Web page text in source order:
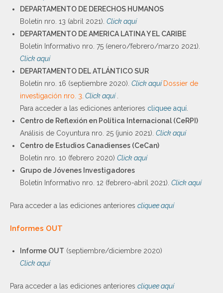
DEPARTAMENTO DE DERECHOS HUMANOS
Boletín nro. 13 (abril 2021). Click aquí
DEPARTAMENTO DE AMERICA LATINA Y EL CARIBE
Boletín Informativo nro. 75 (enero/febrero/marzo 2021).
Click aquí
DEPARTAMENTO DEL ATLÁNTICO SUR
Boletín nro. 16 (septiembre 2020). Click aquí Dossier de
investigación nro. 3. Click aquí.
Para acceder a las ediciones anteriores cliquee aquí.
Centro de Reflexión en Política Internacional (CeRPI)
Análisis de Coyuntura nro. 25 (junio 2021). Click aquí
Centro de Estudios Canadienses (CeCan)
Boletín nro. 10 (febrero 2020) Click aquí
Grupo de Jóvenes Investigadores
Boletín Informativo nro. 12 (febrero-abril 2021). Click aquí
Para acceder a las ediciones anteriores cliquee aquí
Informes OUT
Informe OUT (septiembre/diciembre 2020)
Click aquí
Para acceder a las ediciones anteriores cliquee aquí